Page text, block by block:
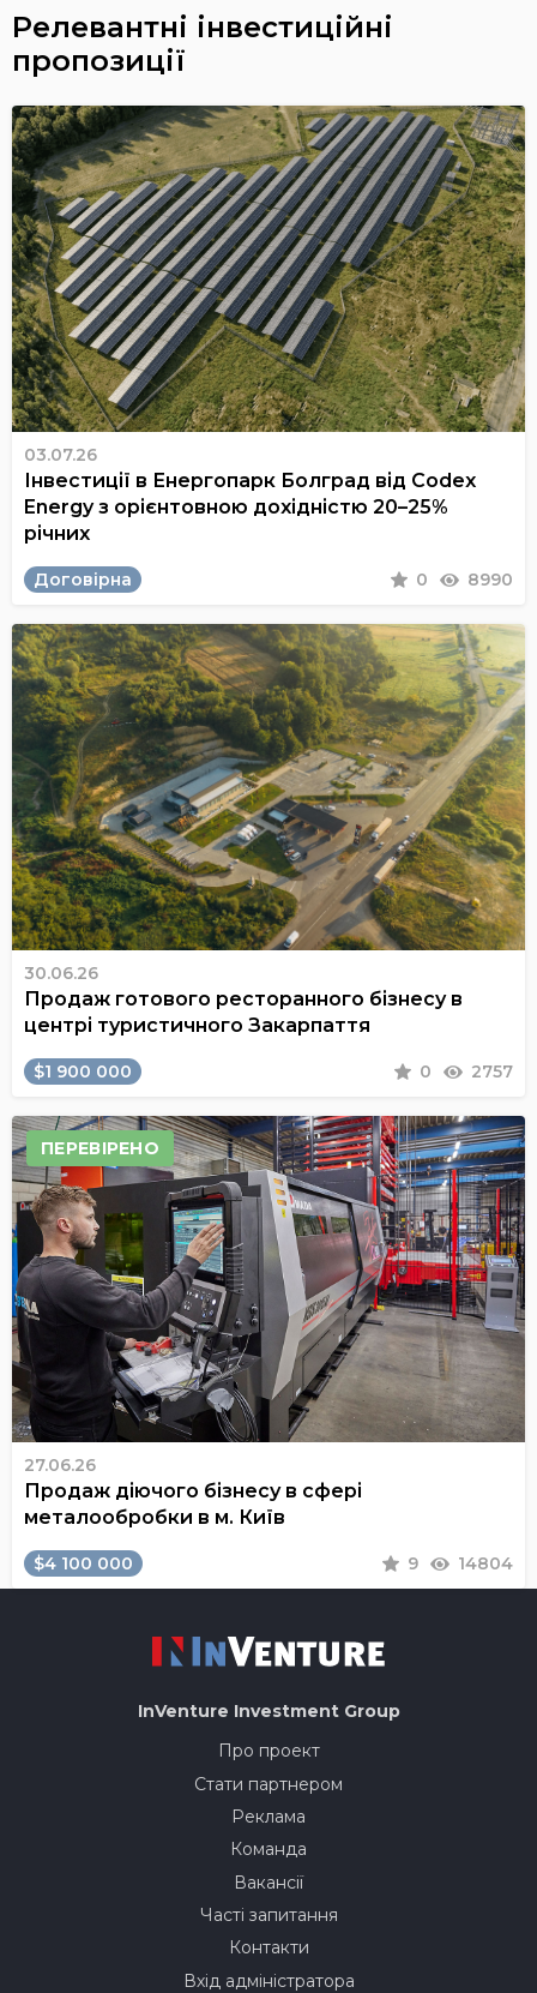
Релевантні інвестиційні
пропозиції
03.07.26
Інвестиції в Енергопарк Болград від Codex
Energy з орієнтовною дохідністю 20–25%
річних
Договірна 0 8990
30.06.26
Продаж готового ресторанного бізнесу в
центрі туристичного Закарпаття
$1 900 000 0 2757
ПЕРЕВІРЕНО
27.06.26
Продаж діючого бізнесу в сфері
металообробки в м. Київ
$4 100 000 9 14804
InVenture Investment Group
Про проект
Стати партнером
Реклама
Команда
Вакансії
Часті запитання
Контакти
Вхід адміністратора